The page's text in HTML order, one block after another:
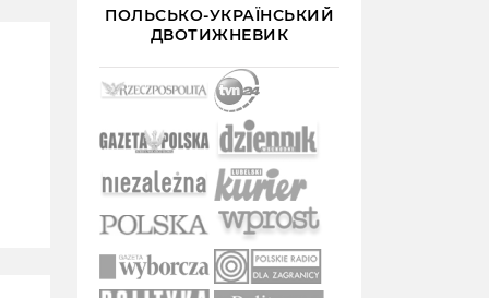
ПОЛЬСЬКО-УКРАЇНСЬКИЙ
ДВОТИЖНЕВИК